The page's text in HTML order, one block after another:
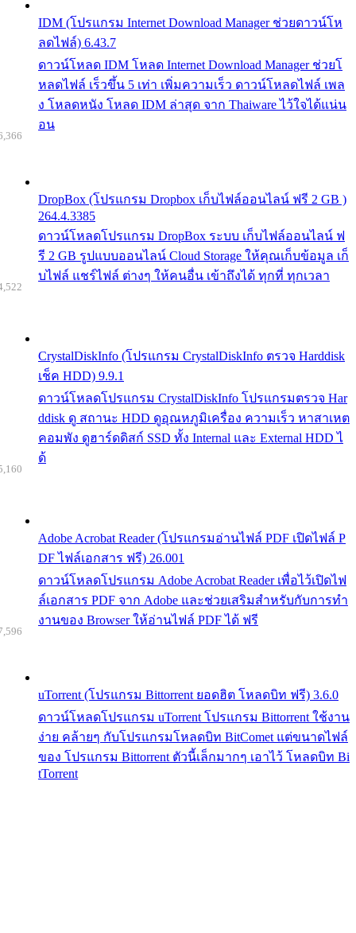
IDM (โปรแกรม Internet Download Manager ช่วยดาวน์โห
ลดไฟล์) 6.43.7
ดาวน์โหลด IDM โหลด Internet Download Manager ช่วยโ
หลดไฟล์ เร็วขึ้น 5 เท่า เพิ่มความเร็ว ดาวน์โหลดไฟล์ เพล
ง โหลดหนัง โหลด IDM ล่าสุด จาก Thaiware ไว้ใจได้แน่น
อน
DropBox (โปรแกรม Dropbox เก็บไฟล์ออนไลน์ ฟรี 2 GB )
264.4.3385
ดาวน์โหลดโปรแกรม DropBox ระบบ เก็บไฟล์ออนไลน์ ฟ
รี 2 GB รูปแบบออนไลน์ Cloud Storage ให้คุณเก็บข้อมูล เก็
บไฟล์ แชร์ไฟล์ ต่างๆ ให้คนอื่น เข้าถึงได้ ทุกที่ ทุกเวลา
CrystalDiskInfo (โปรแกรม CrystalDiskInfo ตรวจ Harddisk
เช็ค HDD) 9.9.1
ดาวน์โหลดโปรแกรม CrystalDiskInfo โปรแกรมตรวจ Har
ddisk ดู สถานะ HDD ดูอุณหภูมิเครื่อง ความเร็ว หาสาเหต
คอมพัง ดูฮาร์ดดิสก์ SSD ทั้ง Internal และ External HDD ไ
ด้
Adobe Acrobat Reader (โปรแกรมอ่านไฟล์ PDF เปิดไฟล์ P
DF ไฟล์เอกสาร ฟรี) 26.001
ดาวน์โหลดโปรแกรม Adobe Acrobat Reader เพื่อไว้เปิดไฟ
ล์เอกสาร PDF จาก Adobe และช่วยเสริมสำหรับกับการทำ
งานของ Browser ให้อ่านไฟล์ PDF ได้ ฟรี
uTorrent (โปรแกรม Bittorrent ยอดฮิต โหลดบิท ฟรี) 3.6.0
ดาวน์โหลดโปรแกรม uTorrent โปรแกรม Bittorrent ใช้งาน
ง่าย คล้ายๆ กับโปรแกรมโหลดบิท BitComet แต่ขนาดไฟล์
ของ โปรแกรม Bittorrent ตัวนี้เล็กมากๆ เอาไว้ โหลดบิท Bi
tTorrent